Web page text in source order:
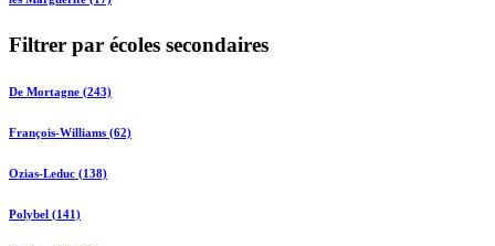
Filtrer par écoles secondaires
De Mortagne (243)
François-Williams (62)
Ozias-Leduc (138)
Polybel (141)